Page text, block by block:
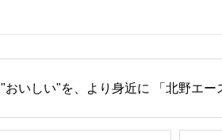
"おいしい"を、より身近に 「北野エー